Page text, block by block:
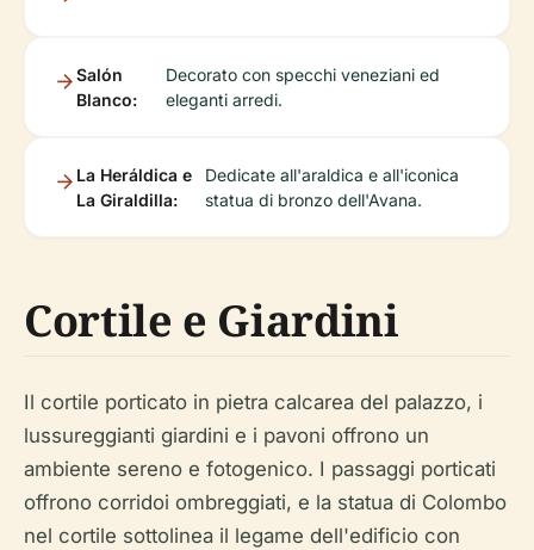
Salón
Blanco:
Decorato con specchi veneziani ed
eleganti arredi.
La Heráldica e
La Giraldilla:
Dedicate all'araldica e all'iconica
statua di bronzo dell'Avana.
Cortile e Giardini
Il cortile porticato in pietra calcarea del palazzo, i
lussureggianti giardini e i pavoni offrono un
ambiente sereno e fotogenico. I passaggi porticati
offrono corridoi ombreggiati, e la statua di Colombo
nel cortile sottolinea il legame dell'edificio con